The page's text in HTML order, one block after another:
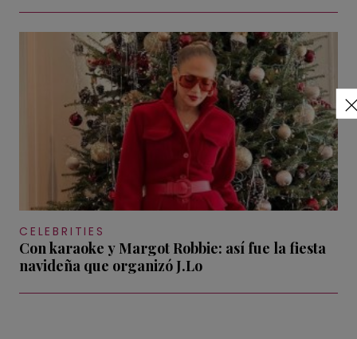
CELEBRITIES
Con karaoke y Margot Robbie: así fue la fiesta
navideña que organizó J.Lo